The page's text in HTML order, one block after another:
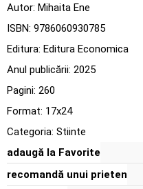
Autor: Mihaita Ene
ISBN: 9786060930785
Editura: Editura Economica
Anul publicării: 2025
Pagini: 260
Format: 17x24
Categoria: Stiinte
adaugă la Favorite
recomandă unui prieten